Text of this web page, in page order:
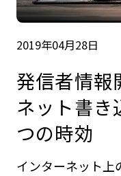
2019年04月28日
発信者情報
ネット書き
つの時効
インターネット上